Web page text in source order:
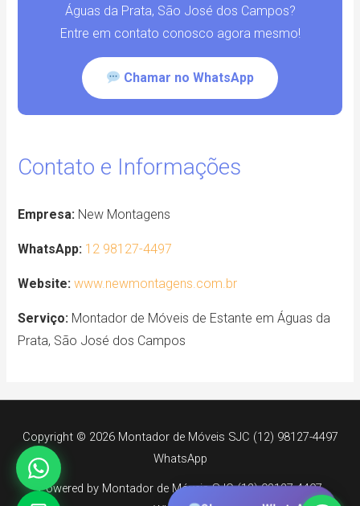
Águas da Prata, São José dos Campos?
Entre em contato conosco agora mesmo!
Chamar no WhatsApp
Contato e Informações
Empresa: New Montagens
WhatsApp: 12 98127-4497
Website: www.newmontagens.com.br
Serviço: Montador de Móveis de Estante em Águas da
Prata, São José dos Campos
Copyright © 2026 Montador de Móveis SJC (12) 98127-4497
WhatsApp
Powered by Montador de Móveis SJC (12) 98127-4497